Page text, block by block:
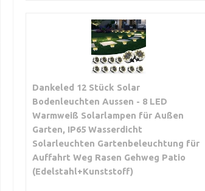
Dankeled 12 Stück Solar
Bodenleuchten Aussen - 8 LED
Warmweiß Solarlampen für Außen
Garten, IP65 Wasserdicht
Solarleuchten Gartenbeleuchtung für
Auffahrt Weg Rasen Gehweg Patio
(Edelstahl+Kunststoff)